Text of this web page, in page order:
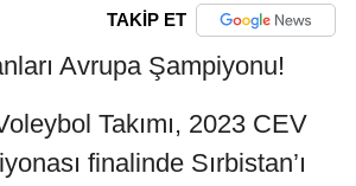
TAKİP ET
Takımı, 2023 CEV
finalinde Sırbistan’ı